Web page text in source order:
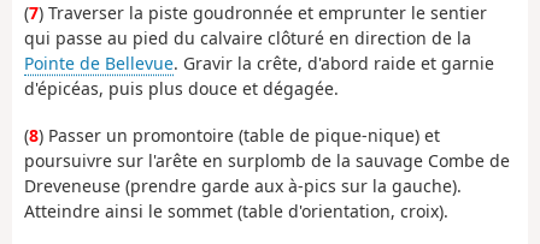
(7) Traverser la piste goudronnée et emprunter le sentier
qui passe au pied du calvaire clôturé en direction de la
Pointe de Bellevue. Gravir la crête, d'abord raide et garnie
d'épicéas, puis plus douce et dégagée.
(8) Passer un promontoire (table de pique-nique) et
poursuivre sur l'arête en surplomb de la sauvage Combe de
Dreveneuse (prendre garde aux à-pics sur la gauche).
Atteindre ainsi le sommet (table d'orientation, croix).